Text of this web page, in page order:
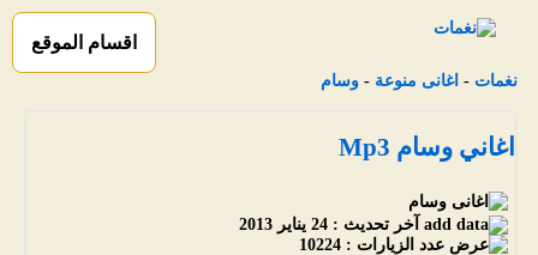
اقسام الموقع
نغمات - اغانى منوعة - وسام
اغاني وسام Mp3
آخر تحديث : 24 يناير 2013
عدد الزيارات : 10224